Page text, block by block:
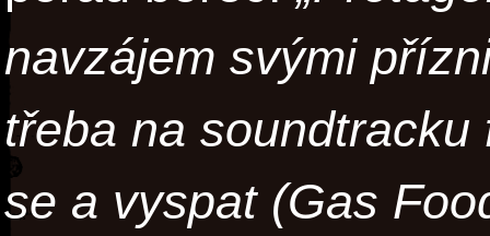
navzájem svými
třeba na
se a vyspat (Gas